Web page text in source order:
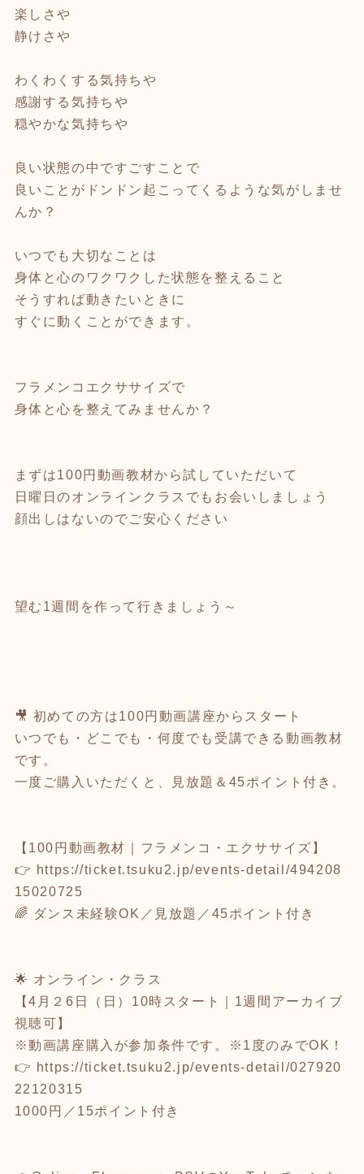
楽しさや
静けさや
わくわくする気持ちや
感謝する気持ちや
穏やかな気持ちや
良い状態の中ですごすことで
良いことがドンドン起こってくるような気がしませ
んか？
いつでも大切なことは
身体と心のワクワクした状態を整えること
そうすれば動きたいときに
すぐに動くことができます。
フラメンコエクササイズで
身体と心を整えてみませんか？
まずは100円動画教材から試していただいて
日曜日のオンラインクラスでもお会いしましょう
顔出しはないのでご安心ください
望む1週間を作って行きましょう～
🎥 初めての方は100円動画講座からスタート
いつでも・どこでも・何度でも受講できる動画教材
です。
一度ご購入いただくと、見放題＆45ポイント付き。
【100円動画教材｜フラメンコ・エクササイズ】
👉 https://ticket.tsuku2.jp/events-detail/494208
15020725
🌈 ダンス未経験OK／見放題／45ポイント付き
🌟 オンライン・クラス
【4月２6日（日）10時スタート｜1週間アーカイブ
視聴可】
※動画講座購入が参加条件です。※1度のみでOK！
👉 https://ticket.tsuku2.jp/events-detail/027920
22120315
1000円／15ポイント付き